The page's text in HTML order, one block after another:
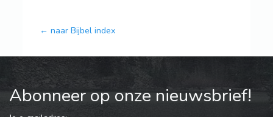
← naar Bijbel index
Abonneer op onze nieuwsbrief!